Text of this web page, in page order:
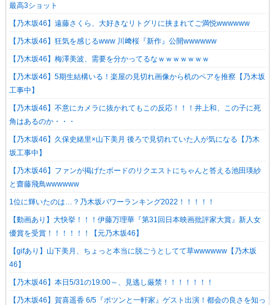
最高3ショット
【乃木坂46】遠藤さくら、大好きなリトグリに挟まれてご満悦wwwwww
【乃木坂46】狂気を感じるwww 川﨑桜『新作』公開wwwwww
【乃木坂46】梅澤美波、需要を分かってるなｗｗｗｗｗｗｗ
【乃木坂46】5期生結構いる！楽屋の見切れ画像から机のペアを推察【乃木坂
工事中】
【乃木坂46】不意にカメラに抜かれてもこの反応！！！井上和、この子に死
角はあるのか・・・
【乃木坂46】久保史緒里×山下美月 後ろで見切れていた人が気になる【乃木
坂工事中】
【乃木坂46】ファンが掲げたボードのリクエストにちゃんと答える池田瑛紗
と齋藤飛鳥wwwwww
1位に輝いたのは…？乃木坂パワーランキング2022！！！！！
【動画あり】大快挙！！！伊藤万理華『第31回日本映画批評家大賞』新人女
優賞を受賞！！！！！！【元乃木坂46】
【gifあり】山下美月、ちょっと本当に脱ごうとしてて草wwwwww【乃木坂
46】
【乃木坂46】本日5/31の19:00～、見逃し厳禁！！！！！！！
【乃木坂46】賀喜遥香 6/5『ポツンと一軒家』ゲスト出演！都会の良さを知っ